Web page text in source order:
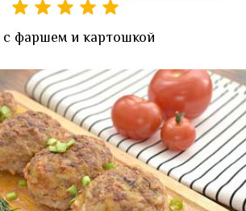
фаршем и картошкой